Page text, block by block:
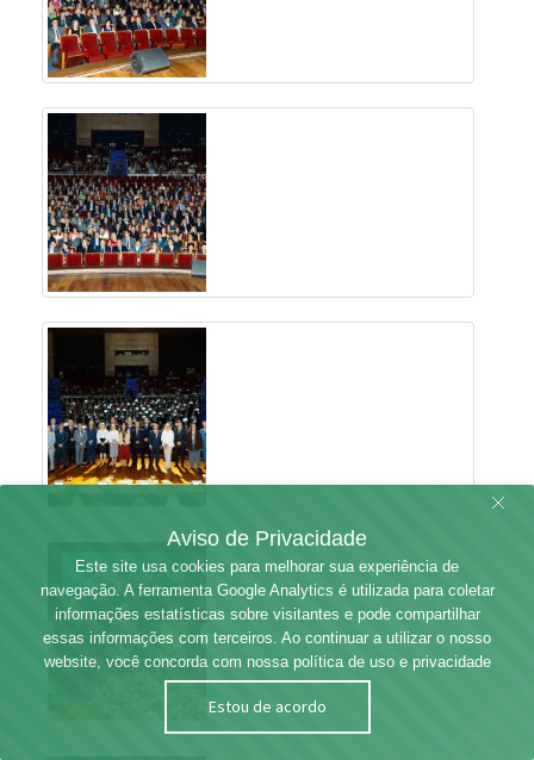
Aviso de Privacidade
Este site usa cookies para melhorar sua experiência de
navegação. A ferramenta Google Analytics é utilizada para coletar
informações estatísticas sobre visitantes e pode compartilhar
essas informações com terceiros. Ao continuar a utilizar o nosso
website, você concorda com nossa política de uso e privacidade
Estou de acordo